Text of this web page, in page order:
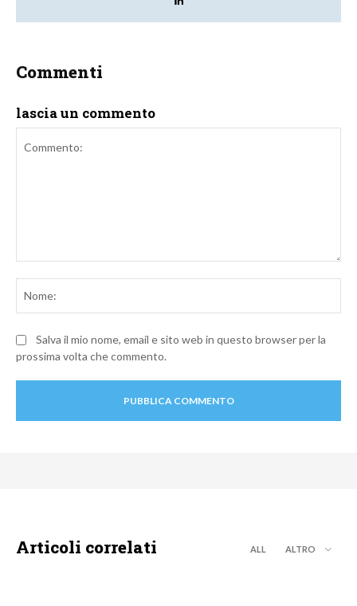
Commenti
lascia un commento
Salva il mio nome, email e sito web in questo browser per la
prossima volta che commento.
Articoli correlati ALL ALTRO